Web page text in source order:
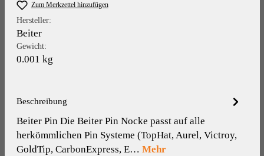
Zum Merkzettel hinzufügen
Hersteller:
Beiter
Gewicht:
0.001 kg
Beschreibung
Beiter Pin Die Beiter Pin Nocke passt auf alle
herkömmlichen Pin Systeme (TopHat, Aurel, Victroy,
GoldTip, CarbonExpress, E… Mehr